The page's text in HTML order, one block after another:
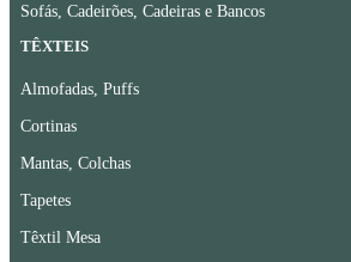
Sofás, Cadeirões, Cadeiras e Bancos
TÊXTEIS
Almofadas, Puffs
Cortinas
Mantas, Colchas
Tapetes
Têxtil Mesa